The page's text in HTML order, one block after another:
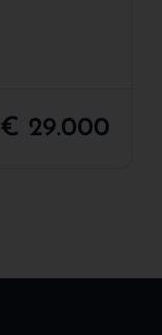
€ 29.000